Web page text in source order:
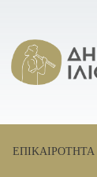
ΕΠΙΚΑΙΡΟΤΗΤΑ